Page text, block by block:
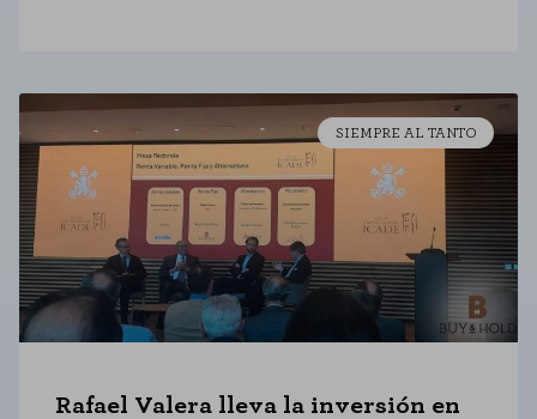
SIEMPRE AL TANTO
Rafael Valera lleva la inversión en
no funcionarán. Estas cookies no almacenan ninguna información de
Cookies de rendimiento
Estas cookies nos permiten contar las visitas y fuentes de tráfico para
poder evaluar el rendimiento de nuestro sitio y mejorarlo. Nos ayudan a
saber qué páginas son las más o menos visitadas, y cómo los visitantes
navegan por el sitio. Toda la información que recogen estas cookies es
agregada y, por lo tanto, es anónima.
GUARDAR CONFIGURACIÓN